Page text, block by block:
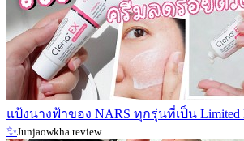
แป้งนางฟ้าของ NARS ทุกรุ่นที่เป็น Limited
✨Junjaowkha review